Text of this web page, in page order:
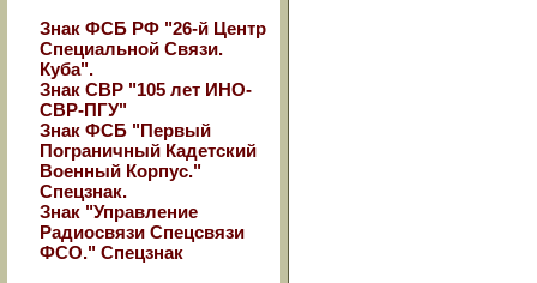
Знак ФСБ РФ "26-й Центр
Специальной Связи.
Куба".
Знак СВР "105 лет ИНО-
СВР-ПГУ"
Знак ФСБ "Первый
Пограничный Кадетский
Военный Корпус."
Спецзнак.
Знак "Управление
Радиосвязи Спецсвязи
ФСО." Спецзнак